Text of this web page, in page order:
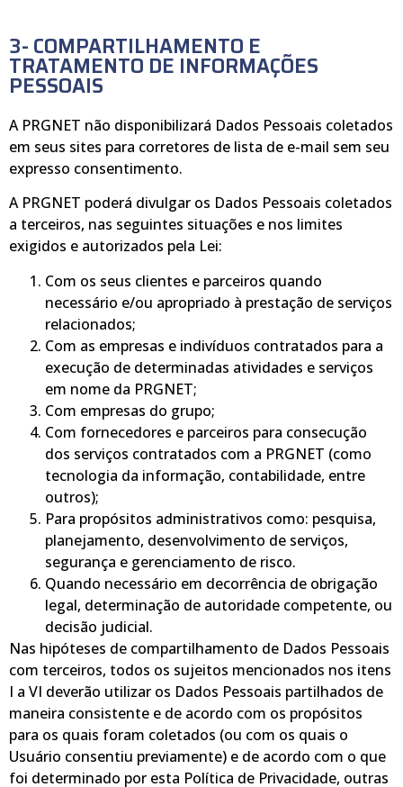
3- COMPARTILHAMENTO E
TRATAMENTO DE INFORMAÇÕES
PESSOAIS
A PRGNET não disponibilizará Dados Pessoais coletados
em seus sites para corretores de lista de e-mail sem seu
expresso consentimento.
A PRGNET poderá divulgar os Dados Pessoais coletados
a terceiros, nas seguintes situações e nos limites
exigidos e autorizados pela Lei:
Com os seus clientes e parceiros quando
necessário e/ou apropriado à prestação de serviços
relacionados;
Com as empresas e indivíduos contratados para a
execução de determinadas atividades e serviços
em nome da PRGNET;
Com empresas do grupo;
Com fornecedores e parceiros para consecução
dos serviços contratados com a PRGNET (como
tecnologia da informação, contabilidade, entre
outros);
Para propósitos administrativos como: pesquisa,
planejamento, desenvolvimento de serviços,
segurança e gerenciamento de risco.
Quando necessário em decorrência de obrigação
legal, determinação de autoridade competente, ou
decisão judicial.
Nas hipóteses de compartilhamento de Dados Pessoais
com terceiros, todos os sujeitos mencionados nos itens
I a VI deverão utilizar os Dados Pessoais partilhados de
maneira consistente e de acordo com os propósitos
para os quais foram coletados (ou com os quais o
Usuário consentiu previamente) e de acordo com o que
foi determinado por esta Política de Privacidade, outras